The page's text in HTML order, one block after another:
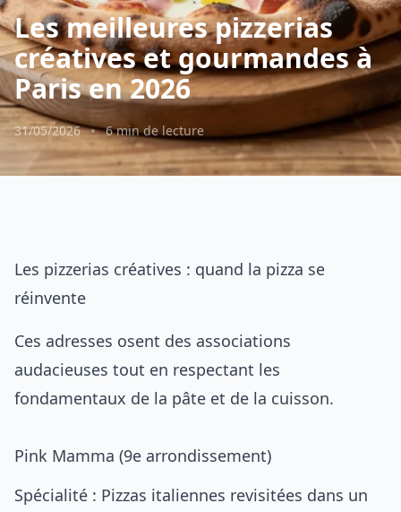
Les meilleures pizzerias
créatives et gourmandes à
Paris en 2026
31/05/2026 6 min de lecture
Les pizzerias créatives : quand la pizza se
réinvente
Ces adresses osent des associations
audacieuses tout en respectant les
fondamentaux de la pâte et de la cuisson.
Pink Mamma (9e arrondissement)
Spécialité : Pizzas italiennes revisitées dans un